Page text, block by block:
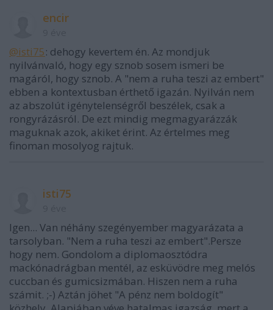
encir
@isti75: dehogy kevertem én. Az mondjuk
nyilvánvaló, hogy egy sznob sosem ismeri be
magáról, hogy sznob. A "nem a ruha teszi az embert"
ebben a kontextusban érthető igazán. Nyilván nem
az abszolút igénytelenségről beszélek, csak a
rongyrázásról. De ezt mindig megmagyarázzák
maguknak azok, akiket érint. Az értelmes meg
finoman mosolyog rajtuk.
isti75
Igen... Van néhány szegényember magyarázata a
tarsolyban. "Nem a ruha teszi az embert".Persze
hogy nem. Gondolom a diplomaosztódra
mackónadrágban mentél, az esküvödre meg melós
cuccban és gumicsizmában. Hiszen nem a ruha
számit. ;-) Aztán jöhet "A pénz nem boldogít"